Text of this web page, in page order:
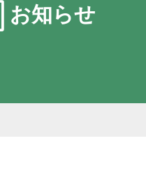
お知らせ